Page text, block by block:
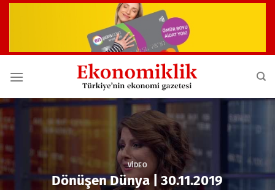
VIDEO
Dönüşen Dünya | 30.11.2019